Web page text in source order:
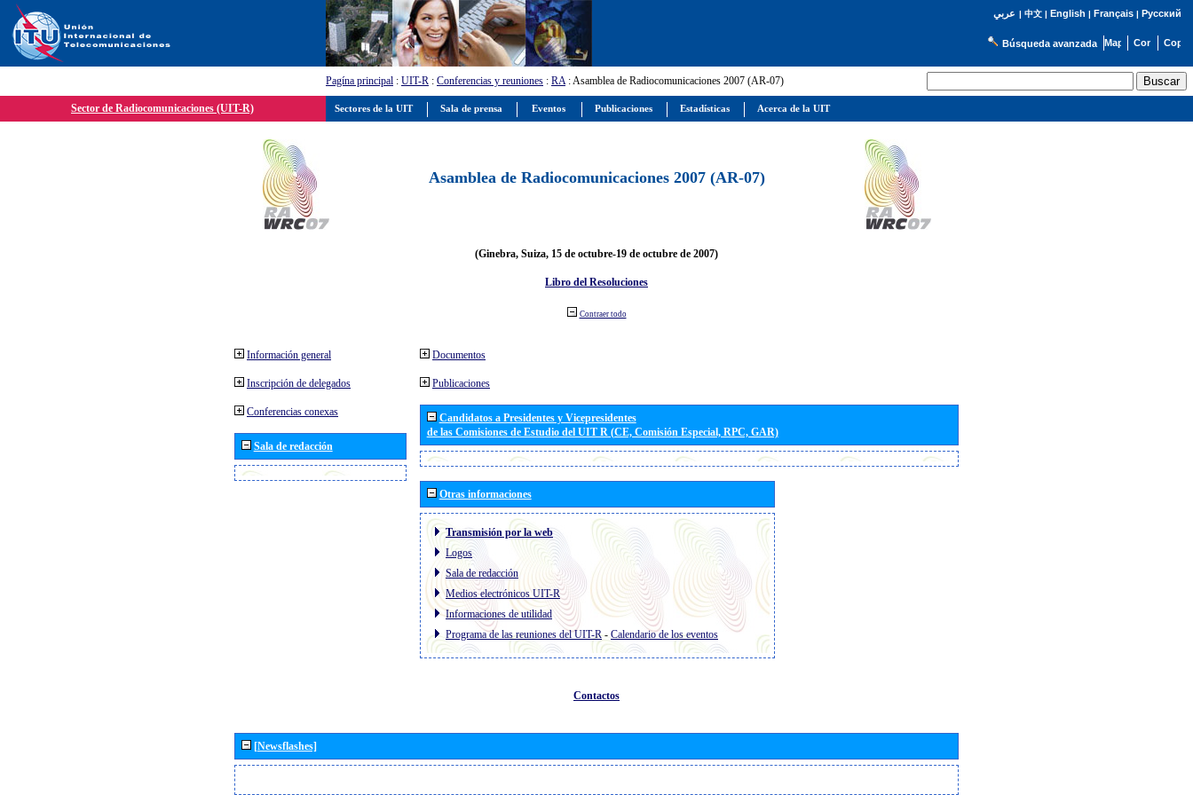
عربي | 中文| English | Français| Русский
Búsqueda avanzada
Pagína principal : UIT-R : Conferencias y reuniones : RA: Asamblea de Radiocomunicaciones 2007 (AR-07)
Sector de Radiocomunicaciones (UIT-R)
Asamblea de Radiocomunicaciones 2007 (AR-07)
(Ginebra, Suiza, 15 de octubre-19 de octubre de 2007)
Libro del Resoluciones
Contraer todo
Información general
Inscripción de delegados
Conferencias conexas
Sala de redacción
Documentos
Publicaciones
Candidatos a Presidentes y Vicepresidentes
de las Comisiones de Estudio del UIT R (CE, Comisión Especial, RPC, GAR)
Otras informaciones
Transmisión por la web
Logos
Sala de redacción
Medios electrónicos UIT-R
Informaciones de utilidad
Programa de las reuniones del UIT-R- Calendario de los eventos
Contactos
[Newsflashes]
Sectores de la UIT Sala de prensa Eventos Publicaciones Estadísticas Acerca de la UIT